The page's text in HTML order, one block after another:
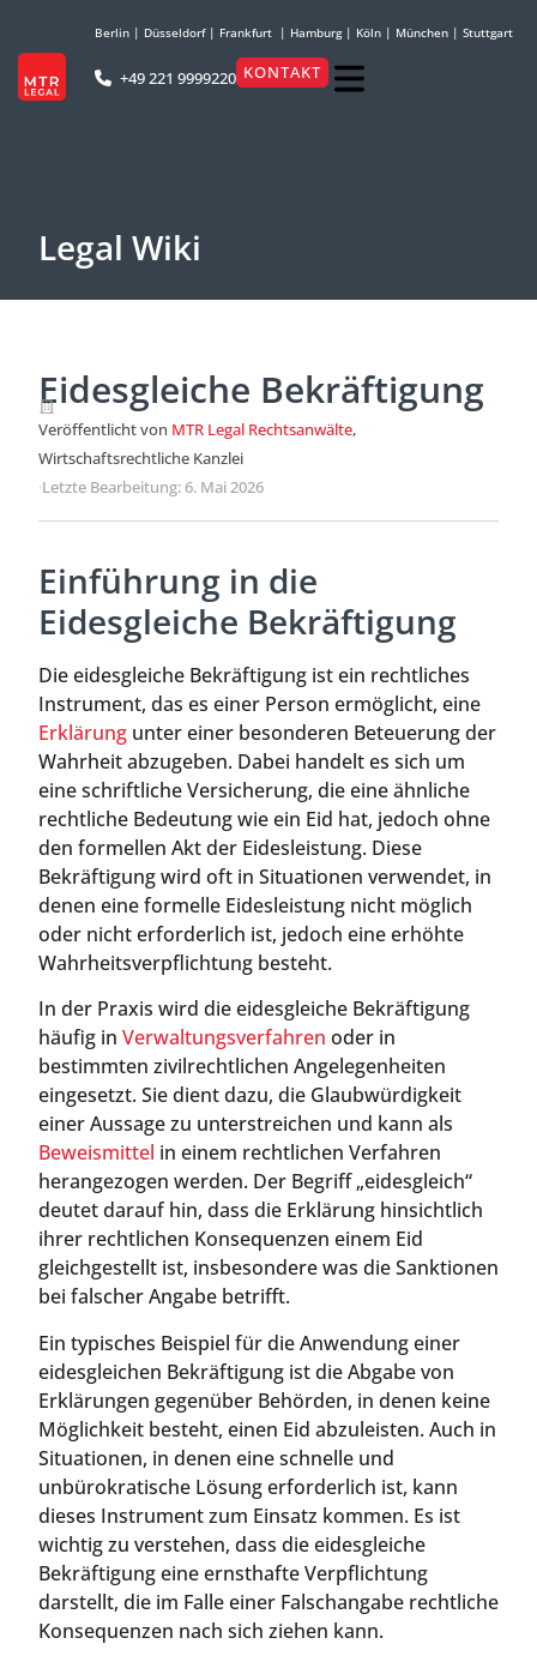
Berlin | Düsseldorf| Frankfurt | Hamburg| Köln | München | Stuttgart
+49 221 9999220 KONTAKT
Legal Wiki
Eidesgleiche Bekräftigung
Veröffentlicht von MTR Legal Rechtsanwälte,
Wirtschaftsrechtliche Kanzlei
·Letzte Bearbeitung: 6. Mai 2026
Einführung in die
Eidesgleiche Bekräftigung
Die eidesgleiche Bekräftigung ist ein rechtliches
Instrument, das es einer Person ermöglicht, eine
Erklärung unter einer besonderen Beteuerung der
Wahrheit abzugeben. Dabei handelt es sich um
eine schriftliche Versicherung, die eine ähnliche
rechtliche Bedeutung wie ein Eid hat, jedoch ohne
den formellen Akt der Eidesleistung. Diese
Bekräftigung wird oft in Situationen verwendet, in
denen eine formelle Eidesleistung nicht möglich
oder nicht erforderlich ist, jedoch eine erhöhte
Wahrheitsverpflichtung besteht.
In der Praxis wird die eidesgleiche Bekräftigung
häufig in Verwaltungsverfahren oder in
bestimmten zivilrechtlichen Angelegenheiten
eingesetzt. Sie dient dazu, die Glaubwürdigkeit
einer Aussage zu unterstreichen und kann als
Beweismittel in einem rechtlichen Verfahren
herangezogen werden. Der Begriff „eidesgleich“
deutet darauf hin, dass die Erklärung hinsichtlich
ihrer rechtlichen Konsequenzen einem Eid
gleichgestellt ist, insbesondere was die Sanktionen
bei falscher Angabe betrifft.
Ein typisches Beispiel für die Anwendung einer
eidesgleichen Bekräftigung ist die Abgabe von
Erklärungen gegenüber Behörden, in denen keine
Möglichkeit besteht, einen Eid abzuleisten. Auch in
Situationen, in denen eine schnelle und
unbürokratische Lösung erforderlich ist, kann
dieses Instrument zum Einsatz kommen. Es ist
wichtig zu verstehen, dass die eidesgleiche
Bekräftigung eine ernsthafte Verpflichtung
darstellt, die im Falle einer Falschangabe rechtliche
Konsequenzen nach sich ziehen kann.